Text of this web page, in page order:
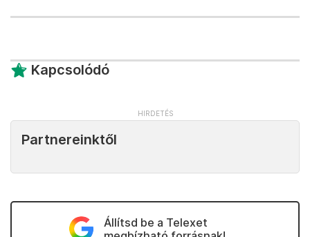
Kapcsolódó
Partnereinktől
Állítsd be a Telexet